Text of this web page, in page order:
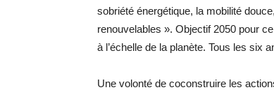
sobriété énergétique, la mobilité
renouvelables ». Objectif 2050 pour
à l’échelle de la planète. Tous les six
Une volonté de coconstruire les